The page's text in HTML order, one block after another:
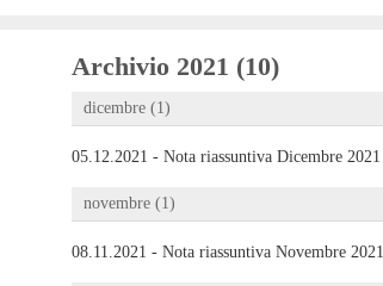
Archivio 2021 (10)
dicembre (1)
05.12.2021 - Nota riassuntiva Dicembre 2021
novembre (1)
08.11.2021 - Nota riassuntiva Novembre 2021